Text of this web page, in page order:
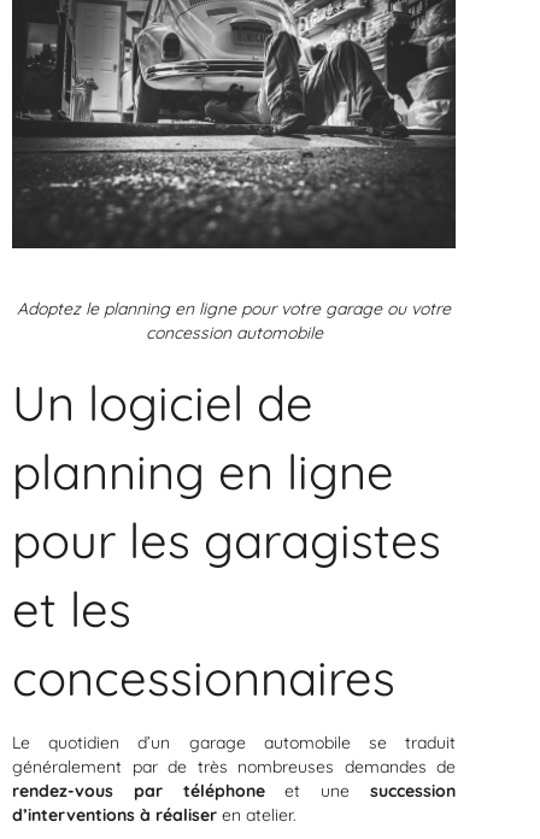
Adoptez le planning en ligne pour votre garage ou votre
concession automobile
Un logiciel de
planning en ligne
pour les garagistes
et les
concessionnaires
Le quotidien d’un garage automobile se traduit
généralement par de très nombreuses demandes de
rendez-vous par téléphoneet une succession
d’interventions à réaliser en atelier.